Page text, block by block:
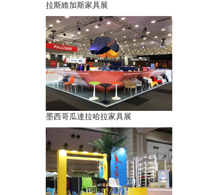
拉斯維加斯家具展
墨西哥瓜達拉哈拉家具展